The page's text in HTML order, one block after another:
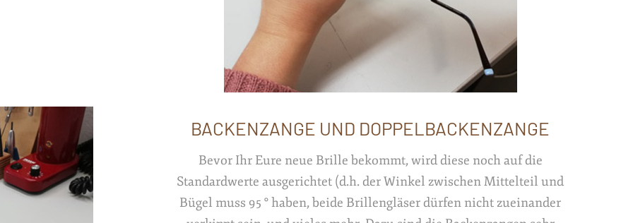
BACKENZANGE UND DOPPELBACKENZANGE
Bevor Ihr Eure neue Brille bekommt, wird diese noch auf die
Standardwerte ausgerichtet (d.h. der Winkel zwischen Mittelteil und
Bügel muss 95 ° haben, beide Brillengläser dürfen nicht zueinander